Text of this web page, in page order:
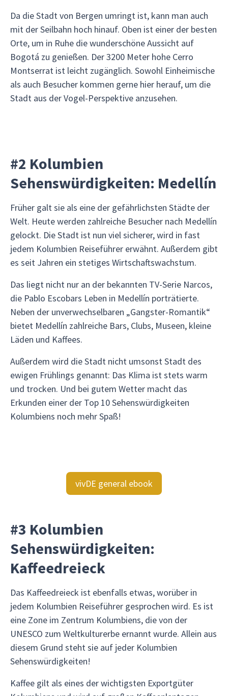
Da die Stadt von Bergen umringt ist, kann man auch
mit der Seilbahn hoch hinauf. Oben ist einer der besten
Orte, um in Ruhe die wunderschöne Aussicht auf
Bogotá zu genießen. Der 3200 Meter hohe Cerro
Montserrat ist leicht zugänglich. Sowohl Einheimische
als auch Besucher kommen gerne hier herauf, um die
Stadt aus der Vogel-Perspektive anzusehen.
#2 Kolumbien
Sehenswürdigkeiten: Medellín
Früher galt sie als eine der gefährlichsten Städte der
Welt. Heute werden zahlreiche Besucher nach Medellín
gelockt. Die Stadt ist nun viel sicherer, wird in fast
jedem Kolumbien Reiseführer erwähnt. Außerdem gibt
es seit Jahren ein stetiges Wirtschaftswachstum.
Das liegt nicht nur an der bekannten TV-Serie Narcos,
die Pablo Escobars Leben in Medellín porträtierte.
Neben der unverwechselbaren „Gangster-Romantik“
bietet Medellín zahlreiche Bars, Clubs, Museen, kleine
Läden und Kaffees.
Außerdem wird die Stadt nicht umsonst Stadt des
ewigen Frühlings genannt: Das Klima ist stets warm
und trocken. Und bei gutem Wetter macht das
Erkunden einer der Top 10 Sehenswürdigkeiten
Kolumbiens noch mehr Spaß!
vivDE general ebook
#3 Kolumbien
Sehenswürdigkeiten:
Kaffeedreieck
Das Kaffeedreieck ist ebenfalls etwas, worüber in
jedem Kolumbien Reiseführer gesprochen wird. Es ist
eine Zone im Zentrum Kolumbiens, die von der
UNESCO zum Weltkulturerbe ernannt wurde. Allein aus
diesem Grund steht sie auf jeder Kolumbien
Sehenswürdigkeiten!
Kaffee gilt als eines der wichtigsten Exportgüter